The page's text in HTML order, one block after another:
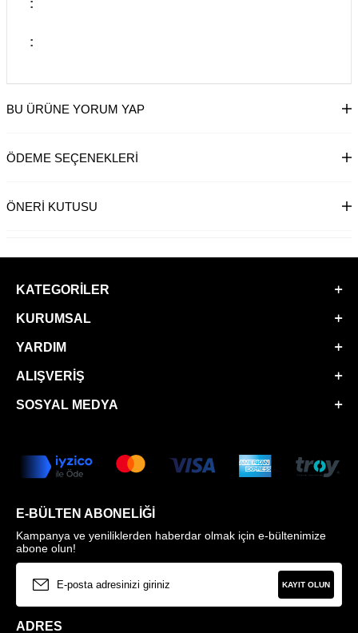
:
:
BU ÜRÜNE YORUM YAP
ÖDEME SEÇENEKLERI
ÖNERI KUTUSU
KATEGORILER
KURUMSAL
YARDIM
ALIŞVERIŞ
SOSYAL MEDYA
E-BÜLTEN ABONELIĞI
Kampanya ve yeniliklerden haberdar olmak için e-bültenimize
abone olun!
KAYIT OLUN
ADRES